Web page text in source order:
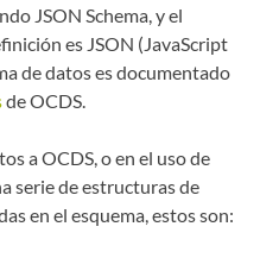
JSON Schema, y el
es JSON (JavaScript
de datos es documentado
de OCDS.
a OCDS, o en el uso de
serie de estructuras de
en el esquema, estos son: